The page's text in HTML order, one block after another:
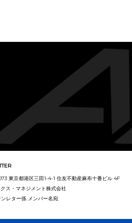
東京都港区三田1-4-1 住友不動産麻布十番ビル 4F
ス・マネジメント株式会社
レター係 メンバー名宛